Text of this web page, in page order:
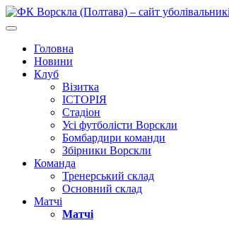
Головна
Новини
Клуб
Візитка
ІСТОРІЯ
Стадіон
Усі футболісти Ворскли
Бомбардири команди
Збірники Ворскли
Команда
Тренерський склад
Основний склад
Матчі
Матчі